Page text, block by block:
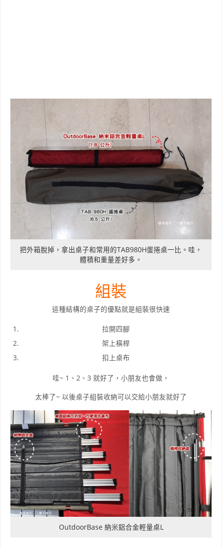
把外箱脫掉，拿出桌子和常用的TAB980H蛋捲桌一比。哇，
體積和重量差好多。
組裝
這種結構的桌子的優點就是組裝很快速
拉開四腳
架上橫桿
扣上桌布
哇~ 1、2、3 就好了，小朋友也會做，
太棒了~ 以後桌子組裝收納可以交給小朋友就好了
OutdoorBase 納米鋁合金輕量桌L